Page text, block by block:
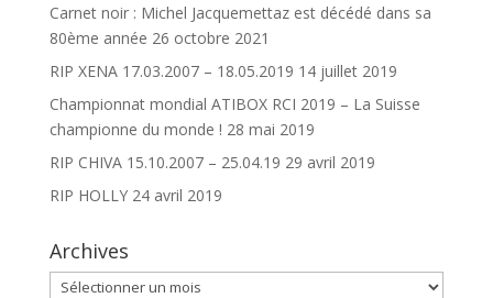
Carnet noir : Michel Jacquemettaz est décédé dans sa
80ème année 26 octobre 2021
RIP XENA 17.03.2007 – 18.05.2019 14 juillet 2019
Championnat mondial ATIBOX RCI 2019 – La Suisse
championne du monde ! 28 mai 2019
RIP CHIVA 15.10.2007 – 25.04.19 29 avril 2019
RIP HOLLY 24 avril 2019
Archives
Archives